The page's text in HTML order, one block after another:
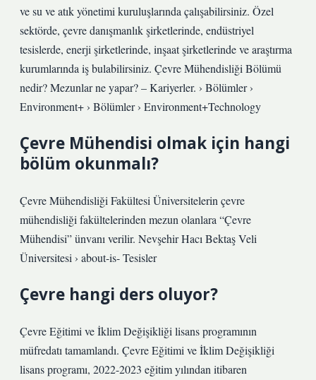
ve su ve atık yönetimi kuruluşlarında çalışabilirsiniz. Özel
sektörde, çevre danışmanlık şirketlerinde, endüstriyel
tesislerde, enerji şirketlerinde, inşaat şirketlerinde ve araştırma
kurumlarında iş bulabilirsiniz. Çevre Mühendisliği Bölümü
nedir? Mezunlar ne yapar? – Kariyerler. › Bölümler ›
Environment+ › Bölümler › Environment+Technology
Çevre Mühendisi olmak için hangi
bölüm okunmalı?
Çevre Mühendisliği Fakültesi Üniversitelerin çevre
mühendisliği fakültelerinden mezun olanlara “Çevre
Mühendisi” ünvanı verilir. Nevşehir Hacı Bektaş Veli
Üniversitesi › about-is- Tesisler
Çevre hangi ders oluyor?
Çevre Eğitimi ve İklim Değişikliği lisans programının
müfredatı tamamlandı. Çevre Eğitimi ve İklim Değişikliği
lisans programı, 2022-2023 eğitim yılından itibaren